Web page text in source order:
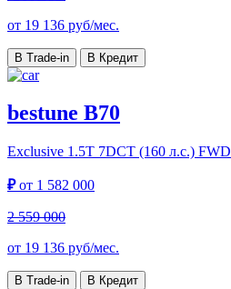
от 19 136 руб/мес.
В Trade-in В Кредит
bestune B70
Exclusive 1.5T 7DCT (160 л.с.) FWD
₽от 1 582 000
2 559 000
от 19 136 руб/мес.
В Trade-in В Кредит